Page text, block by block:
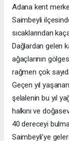
Adana kent
Saimbeyli
sıcaklarından
Dağlardan gelen
ağaçlarının
rağmen çok
Geçen yıl
şelalenin bu yıl
halkını ve
40 dereceyi
Saimbeyli’ye